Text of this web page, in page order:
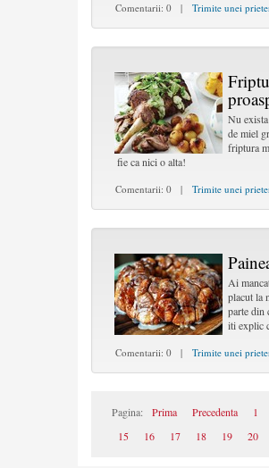
Comentarii: 0 | Trimite unei
Nu
de miel
friptura
fie ca nici o alta!
Comentarii: 0 | Trimite unei
Ai
placut la
parte din
iti explic
Comentarii: 0 | Trimite unei
Pagina: Prima Precedenta 1
15
16 17 18 19 20